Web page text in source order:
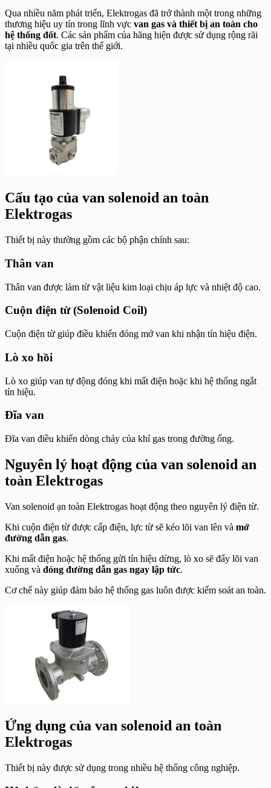
Qua nhiều năm phát triển, Elektrogas đã trở thành một trong những
thương hiệu uy tín trong lĩnh vực van gas và thiết bị an toàn cho
hệ thống đốt. Các sản phẩm của hãng hiện được sử dụng rộng rãi
tại nhiều quốc gia trên thế giới.
Cấu tạo của van solenoid an toàn
Elektrogas
Thiết bị này thường gồm các bộ phận chính sau:
Thân van
Thân van được làm từ vật liệu kim loại chịu áp lực và nhiệt độ cao.
Cuộn điện từ (Solenoid Coil)
Cuộn điện từ giúp điều khiển đóng mở van khi nhận tín hiệu điện.
Lò xo hồi
Lò xo giúp van tự động đóng khi mất điện hoặc khi hệ thống ngắt
tín hiệu.
Đĩa van
Đĩa van điều khiển dòng chảy của khí gas trong đường ống.
Nguyên lý hoạt động của van solenoid an
toàn Elektrogas
Van solenoid ạn toàn Elektrogas hoạt động theo nguyên lý điện từ.
Khi cuộn điện từ được cấp điện, lực từ sẽ kéo lõi van lên và mở
đường dẫn gas.
Khi mất điện hoặc hệ thống gửi tín hiệu dừng, lò xo sẽ đẩy lõi van
xuống và đóng đường dẫn gas ngay lập tức.
Cơ chế này giúp đảm bảo hệ thống gas luôn được kiểm soát an toàn.
Ứng dụng của van solenoid an toàn
Elektrogas
Thiết bị này được sử dụng trong nhiều hệ thống công nghiệp.